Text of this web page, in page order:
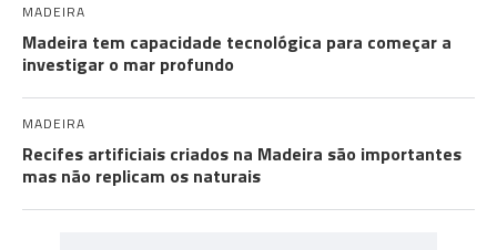
MADEIRA
Madeira tem capacidade tecnológica para começar a
investigar o mar profundo
MADEIRA
Recifes artificiais criados na Madeira são importantes
mas não replicam os naturais